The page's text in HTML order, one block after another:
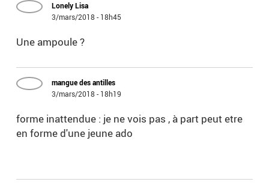
Lonely Lisa
3/mars/2018 - 18h45
Une ampoule ?
mangue des antilles
3/mars/2018 - 18h19
forme inattendue : je ne vois pas , à part peut etre
en forme d'une jeune ado